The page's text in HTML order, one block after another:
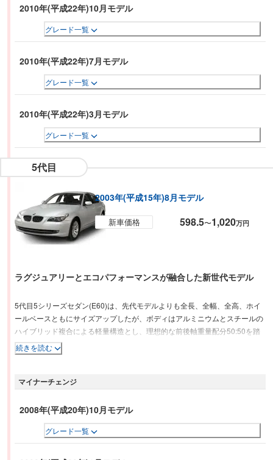
2010年(平成22年)10月モデル
グレード一覧
2010年(平成22年)7月モデル
グレード一覧
2010年(平成22年)3月モデル
グレード一覧
5代目
2003年(平成15年)8月モデル
新車価格 598.5〜1,020万円
ラグジュアリーとエコパフォーマンスが融合した新世代モデル
5代目5シリーズセダン(E60)は、先代モデルよりも全長、全幅、全高、ホイ
ールベースともにサイズアップしたが、ボディはアルミニウムとスチールの
ハイブリッド複合による軽量構造とし、理想的な前後軸重量配分50:50を踏
襲している。当初のラインアップは、「525i」「530i」「545i」が設定され
た。シートヒーター付レザーシートや電動リア・ローラー・ブラインドなど
た。545iには標準装備となる。
続きを読む
マイナーチェンジ
2008年(平成20年)10月モデル
グレード一覧